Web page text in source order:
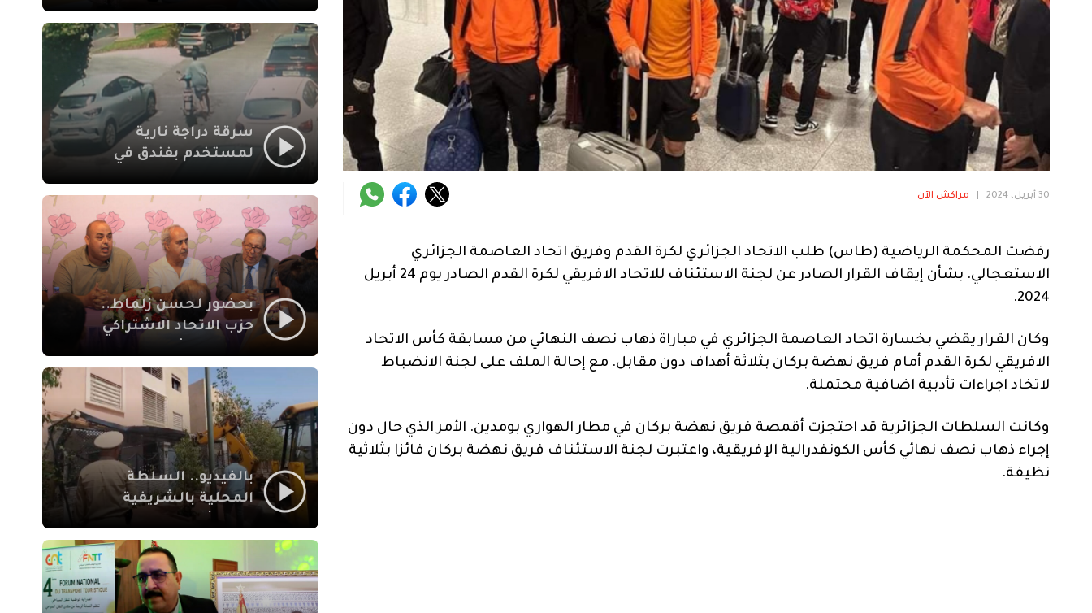
30 أبريل، 2024 مراكش الآن
رفضت المحكمة الرياضية (طاس) طلب الاتحاد الجزائري لكرة القدم وفريق اتحاد العاصمة الجزائري
الاستعجالي. بشأن إيقاف القرار الصادر عن لجنة الاستئناف للاتحاد الافريقي لكرة القدم الصادر يوم 24 أبريل
2024.
وكان القرار يقضي بخسارة اتحاد العاصمة الجزائري في مباراة ذهاب نصف النهائي من مسابقة كأس الاتحاد
الافريقي لكرة القدم أمام فريق نهضة بركان بثلاثة أهداف دون مقابل. مع إحالة الملف على لجنة الانضباط
لاتخاد اجراءات تأدبية اضافية محتملة.
وكانت السلطات الجزائرية قد احتجزت أقمصة فريق نهضة بركان في مطار الهواري بومدين. الأمر الذي حال دون
إجراء ذهاب نصف نهائي كأس الكونفدرالية الإفريقية، واعتبرت لجنة الاستئناف فريق نهضة بركان فائزا بثلاثية
نظيفة.
أشغال شارع علال
الفاسي بمراكش
سرقة دراجة نارية
لمستخدم بفندق في
بمراكش
بحضور لحسن زلماط..
حزب الاتحاد الاشتراكي
مقراً بمقاطعة سيدي
يوسف بن علي مراكش
بالفيديو.. السلطة
المحلية بالشريفية
بنايات غير قانونية بإقامة
الإيمان